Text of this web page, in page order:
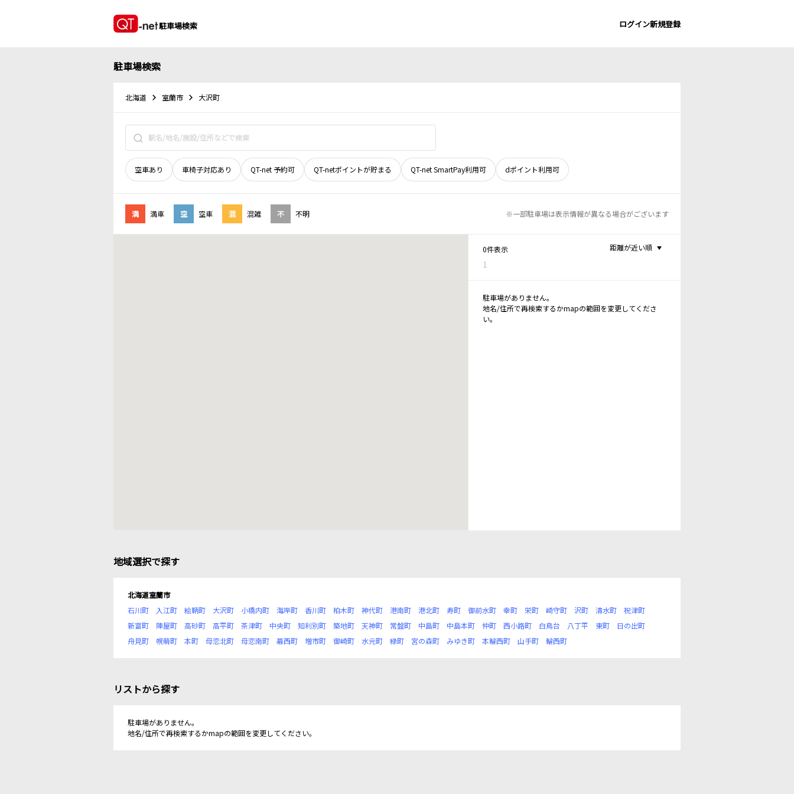
駐車場検索 ログイン新規登録
駐車場検索
北海道 室蘭市 大沢町
空車あり 車椅子対応あり QT-net 予約可 QT-netポイントが貯まる QT-net SmartPay利用可 dポイント利用可
満 満車 空 空車 混 混雑 不 不明 ※一部駐車場は表示情報が異なる場合がございます
0件表示
1
距離が近い順
駐車場がありません。
地名/住所で再検索するかmapの範囲を変更してくださ
い。
地域選択で探す
北海道室蘭市
石川町
入江町 絵鞆町 大沢町 小橋内町 海岸町 香川町 柏木町 神代町 港南町 港北町 寿町 御前水町 幸町 栄町 崎守町 沢町 清水町
祝津町
新富町
陣屋町 高砂町 高平町 茶津町 中央町 知利別町 築地町 天神町 常盤町 中島町 中島本町 仲町 西小路町 白鳥台 八丁平 東町
日の出町
舟見町
幌萌町 本町 母恋北町 母恋南町 幕西町 増市町 御崎町 水元町 緑町 宮の森町 みゆき町 本輪西町 山手町 輪西町
リストから探す
駐車場がありません。
地名/住所で再検索するかmapの範囲を変更してください。